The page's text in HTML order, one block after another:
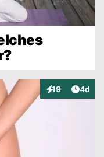
19
Interaktionen
4d